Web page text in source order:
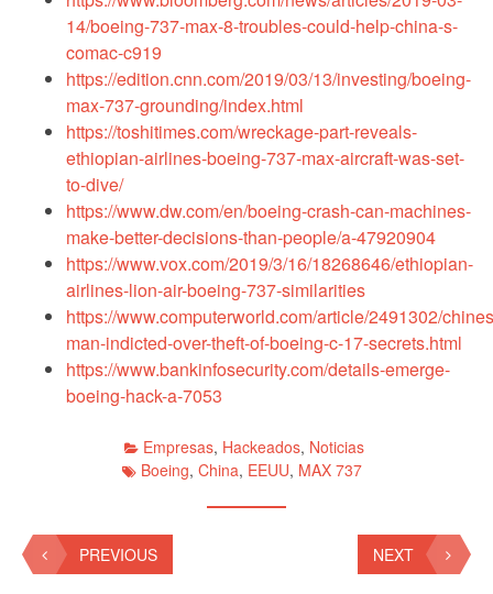
14/boeing-737-max-8-troubles-could-help-china-s-
comac-c919
https://edition.cnn.com/2019/03/13/investing/boeing-
max-737-grounding/index.html
https://toshitimes.com/wreckage-part-reveals-
ethiopian-airlines-boeing-737-max-aircraft-was-set-
to-dive/
https://www.dw.com/en/boeing-crash-can-machines-
make-better-decisions-than-people/a-47920904
https://www.vox.com/2019/3/16/18268646/ethiopian-
airlines-lion-air-boeing-737-similarities
https://www.computerworld.com/article/2491302/
man-indicted-over-theft-of-boeing-c-17-secrets.html
https://www.bankinfosecurity.com/details-emerge-
boeing-hack-a-7053
Empresas, Hackeados, Noticias
Boeing, China, EEUU, MAX 737
PREVIOUS NEXT